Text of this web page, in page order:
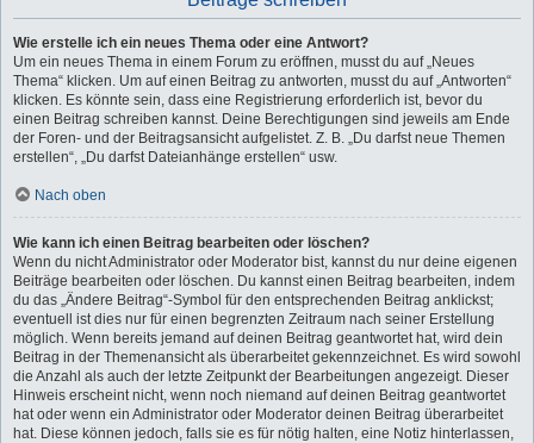
Wie erstelle ich ein neues Thema oder eine Antwort?
Um ein neues Thema in einem Forum zu eröffnen, musst du auf „Neues
Thema“ klicken. Um auf einen Beitrag zu antworten, musst du auf „Antworten“
klicken. Es könnte sein, dass eine Registrierung erforderlich ist, bevor du
einen Beitrag schreiben kannst. Deine Berechtigungen sind jeweils am Ende
der Foren- und der Beitragsansicht aufgelistet. Z. B. „Du darfst neue Themen
erstellen“, „Du darfst Dateianhänge erstellen“ usw.
Nach oben
Wie kann ich einen Beitrag bearbeiten oder löschen?
Wenn du nicht Administrator oder Moderator bist, kannst du nur deine eigenen
Beiträge bearbeiten oder löschen. Du kannst einen Beitrag bearbeiten, indem
du das „Ändere Beitrag“-Symbol für den entsprechenden Beitrag anklickst;
eventuell ist dies nur für einen begrenzten Zeitraum nach seiner Erstellung
möglich. Wenn bereits jemand auf deinen Beitrag geantwortet hat, wird dein
Beitrag in der Themenansicht als überarbeitet gekennzeichnet. Es wird sowohl
die Anzahl als auch der letzte Zeitpunkt der Bearbeitungen angezeigt. Dieser
Hinweis erscheint nicht, wenn noch niemand auf deinen Beitrag geantwortet
hat oder wenn ein Administrator oder Moderator deinen Beitrag überarbeitet
hat. Diese können jedoch, falls sie es für nötig halten, eine Notiz hinterlassen,